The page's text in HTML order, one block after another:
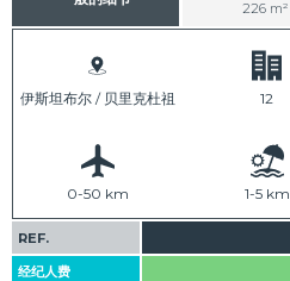
226 m²
伊斯坦布尔 / 贝里克杜祖 12
0-50 km 1-5 km
REF.
经纪人费